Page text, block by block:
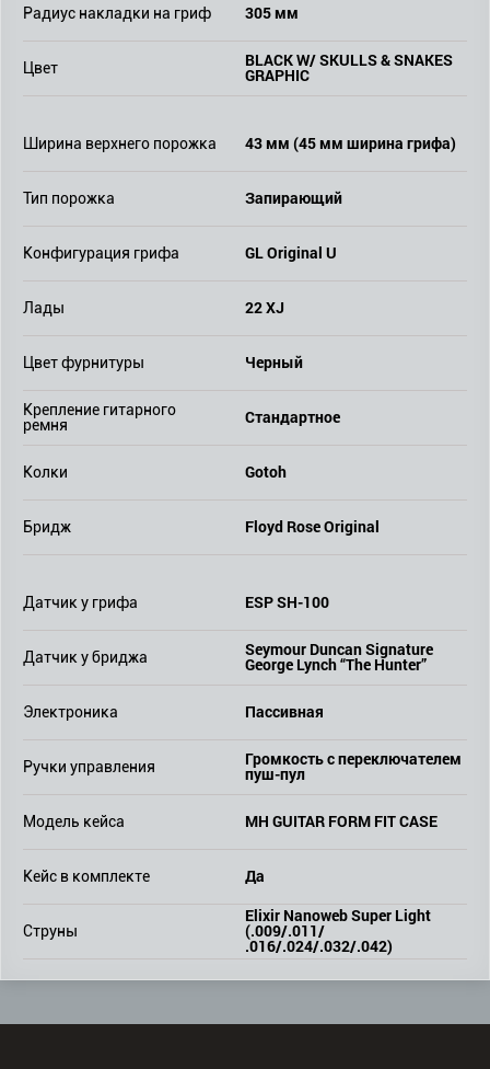
Радиус накладки на гриф 305 мм
Цвет BLACK W/ SKULLS & SNAKES
GRAPHIC
Ширина верхнего порожка 43 мм (45 мм ширина грифа)
Тип порожка Запирающий
Конфигурация грифа GL Original U
Лады 22 XJ
Цвет фурнитуры Черный
Крепление гитарного
ремня
Стандартное
Колки Gotoh
Бридж Floyd Rose Original
Датчик у грифа ESP SH-100
Датчик у бриджа Seymour Duncan Signature
George Lynch “The Hunter”
Электроника Пассивная
Ручки управления Громкость с переключателем
пуш-пул
Модель кейса MH GUITAR FORM FIT CASE
Кейс в комплекте Да
Струны
Elixir Nanoweb Super Light
(.009/.011/
.016/.024/.032/.042)